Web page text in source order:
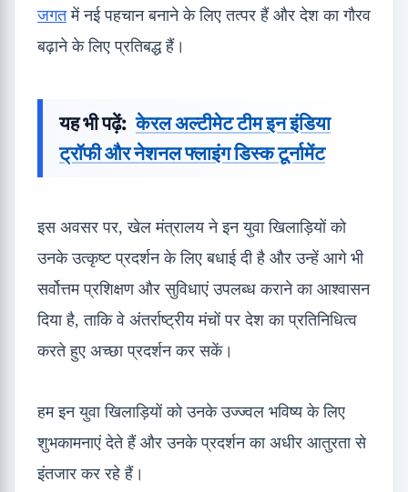
जगतमें नई पहचान बनाने के लिए तत्पर हैं और देश का गौरव
बढ़ाने के लिए प्रतिबद्ध हैं।
यह भी पढ़ें: केरल अल्टीमेट टीम इन इंडिया
ट्रॉफी और नेशनल फ्लाइंग डिस्क टूर्नामेंट
इस अवसर पर, खेल मंत्रालय ने इन युवा खिलाड़ियों को
उनके उत्कृष्ट प्रदर्शन के लिए बधाई दी है और उन्हें आगे भी
सर्वोत्तम प्रशिक्षण और सुविधाएं उपलब्ध कराने का आश्वासन
दिया है, ताकि वे अंतर्राष्ट्रीय मंचों पर देश का प्रतिनिधित्व
करते हुए अच्छा प्रदर्शन कर सकें।
हम इन युवा खिलाड़ियों को उनके उज्ज्वल भविष्य के लिए
शुभकामनाएं देते हैं और उनके प्रदर्शन का अधीर आतुरता से
इंतजार कर रहे हैं।